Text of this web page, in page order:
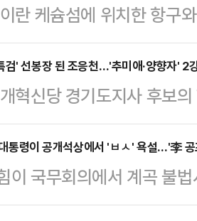
란 케슘섬에 위치한 항구
지시간) 보도했다.미국 백
전 종료를 의미하는 것은
협 인근의 항구도시이자
은 “미군이 이란의 유조
이란의 미사일 공격을 받
도 양국이 종전 협상에 근
며 긴장이…
' 선봉장 된 조응천…'추미애·양향자' 2
혁신당 경기도지사 후보
은 지지율을 기록하고 있
전선에 서면서 존재감을
확한 상황에서 조 후보가
따르면, 이른바 '조작기
통령이 공개석상에서 'ㅂㅅ' 욕설…'李
이 국무회의에서 계곡 불
면 고마워하는 것이 아니